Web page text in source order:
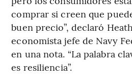
comprar si creen que
buen precio”, declaró
economista jefe de Navy
en una nota. “La palabra
es resiliencia”.